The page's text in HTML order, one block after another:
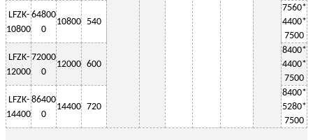
LFZK-
10800
64800
0
10800 540
7560*
4400*
7500
LFZK-
12000
72000
0
12000 600
8400*
4400*
7500
LFZK-
14400
86400
0
14400 720
8400*
5280*
7500